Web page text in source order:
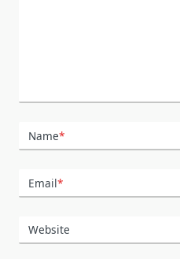
Name*
Email*
Website